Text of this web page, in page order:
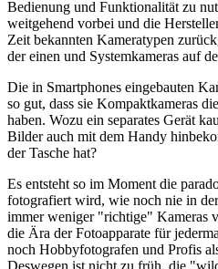
Bedienung und Funktionalität zu
weitgehend vorbei und die
Zeit bekannten Kameratypen
der einen und Systemkameras auf
Die in Smartphones eingebauten
so gut, dass sie Kompaktkameras
haben. Wozu ein separates Gerät
Bilder auch mit dem Handy
der Tasche hat?
Es entsteht so im Moment die
fotografiert wird, wie noch nie in
immer weniger "richtige" Kameras
die Ära der Fotoapparate für
noch Hobbyfotografen und Profis